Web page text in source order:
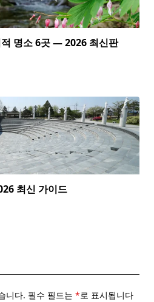
명소 6곳 — 2026 최신판
최신 가이드
니다. 필수 필드는 *로 표시됩니다